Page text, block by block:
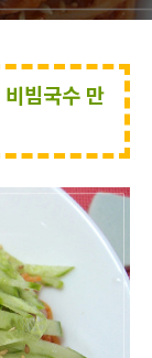
비빔국수 만